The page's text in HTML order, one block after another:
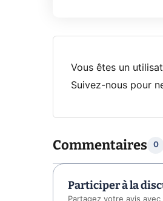
Vous êtes un
Suivez-nous pour
Commentaires 0
Participer à la
Partagez votre avis